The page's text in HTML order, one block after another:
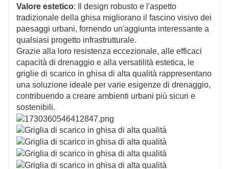
Valore estetico: Il design robusto e l'aspetto
tradizionale della ghisa migliorano il fascino visivo dei
paesaggi urbani, fornendo un'aggiunta interessante a
qualsiasi progetto infrastrutturale.
Grazie alla loro resistenza eccezionale, alle efficaci
capacità di drenaggio e alla versatilità estetica, le
griglie di scarico in ghisa di alta qualità rappresentano
una soluzione ideale per varie esigenze di drenaggio,
contribuendo a creare ambienti urbani più sicuri e
sostenibili.